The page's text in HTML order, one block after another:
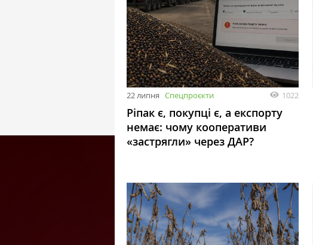
22 липня Спецпроєкти 1022
Ріпак є, покупці є, а експорту
немає: чому кооперативи
«застрягли» через ДАР?